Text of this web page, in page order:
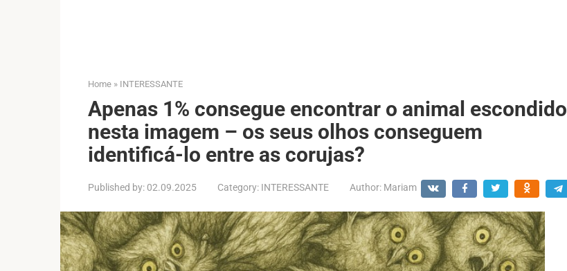
Home » INTERESSANTE
Apenas 1% consegue encontrar o animal escondido
nesta imagem – os seus olhos conseguem
identificá-lo entre as corujas?
Published by: 02.09.2025 Category: INTERESSANTE Author: Mariam